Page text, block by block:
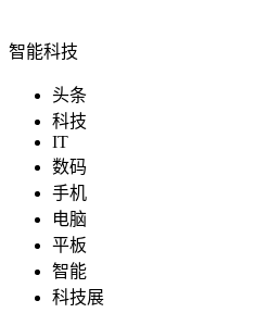
智能科技
头条
科技
IT
数码
手机
电脑
平板
智能
科技展